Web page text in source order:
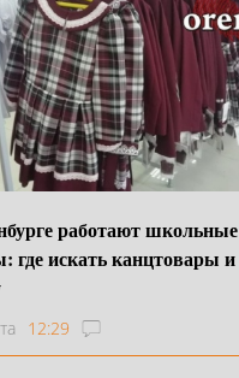
работают школьные
где искать канцтовары и
12:29